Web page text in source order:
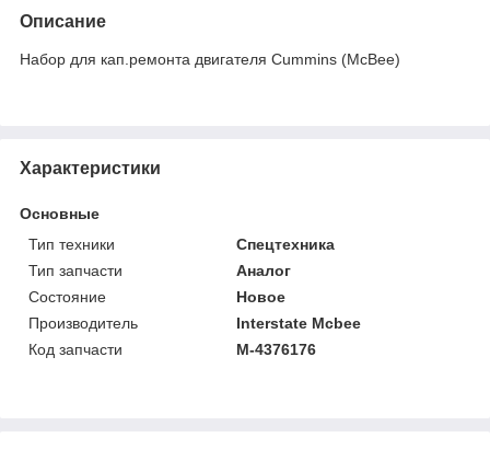
Описание
Набор для кап.ремонта двигателя Cummins (McBee)
Характеристики
Основные
Тип техники
Спецтехника
Тип запчасти
Аналог
Состояние
Новое
Производитель
Interstate Mcbee
Код запчасти
M-4376176